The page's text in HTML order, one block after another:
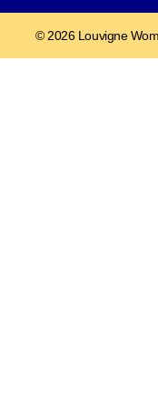
© 2026 Louvigne